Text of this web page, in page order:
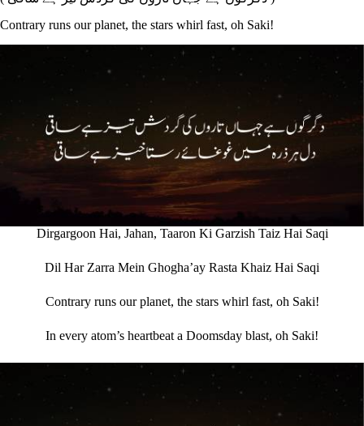
Contrary runs our planet, the stars whirl fast, oh Saki!
Dirgargoon Hai, Jahan, Taaron Ki Garzish Taiz Hai Saqi
Dil Har Zarra Mein Ghogha’ay Rasta Khaiz Hai Saqi
Contrary runs our planet, the stars whirl fast, oh Saki!
In every atom’s heartbeat a Doomsday blast, oh Saki!